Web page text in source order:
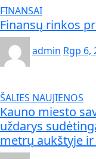
FINANSAI
Finansų rinkos
admin Rgp 6,
ŠALIES NAUJIENOS
Kauno miesto
uždarys
metrų aukštyje